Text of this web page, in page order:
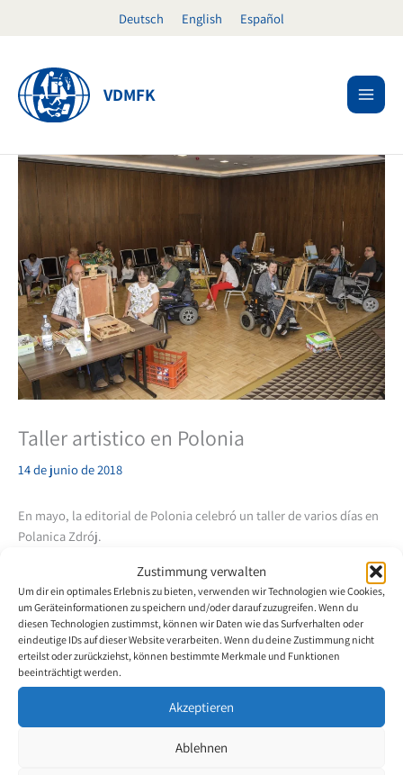
Zustimmung verwalten
Um dir ein optimales Erlebnis zu bieten, verwenden wir Technologien wie Cookies,
um Geräteinformationen zu speichern und/oder darauf zuzugreifen. Wenn du
diesen Technologien zustimmst, können wir Daten wie das Surfverhalten oder
eindeutige IDs auf dieser Website verarbeiten. Wenn du deine Zustimmung nicht
erteilst oder zurückziehst, können bestimmte Merkmale und Funktionen
beeinträchtigt werden.
Akzeptieren
Ablehnen
Deutsch English Español
VDMFK
Taller artistico en Polonia
14 de junio de 2018
En mayo, la editorial de Polonia celebró un taller de varios días en
Polanica Zdrój.
Los siguientes artistas participaron en el taller: Stanisław Kmiecik,
Mariusz Mączka, Jerzy Omelczuk, Walery Siejtbatałow, Jadwiga
Markur, Dorota Szachewicz, Mikołaj Kastelik, Arkadiusz Cyprian,
Małgorzata Waszkiewicz, Jan Sporek, Mariola Wower, Teresa Frys,
Agnieszka Sapinska, Bartek Ostałowski y Marika Kropidłowska.
Los pintores de boca y pie aprovecharon la oportunidad bajo la
guía de un experto para mejorar sus habilidades de pintura. Fue un
gran placer ver cuán concentrados se acercaron los participantes a